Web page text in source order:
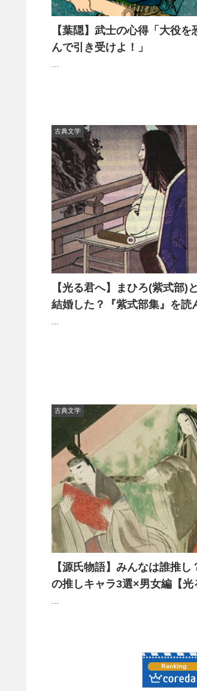
【葉隠】武士の心得「大役を
んで引き受けよ！」
古典文学
【光る君へ】まひろ(紫式部)
結婚した？『紫式部集』を読
古典文学
【源氏物語】みんなは誰推し
の推しキャラ3選×男女編【光